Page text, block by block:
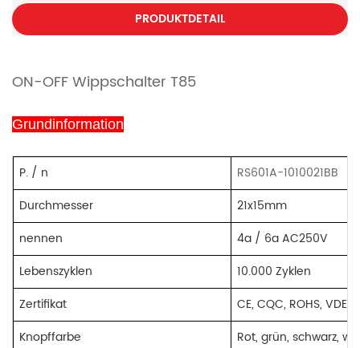
PRODUKTDETAIL
ON-OFF Wippschalter T85
Grundinformation
P. / n
RS601A-1010021BB
Durchmesser
21x15mm
nennen
4a / 6a AC250V
Lebenszyklen
10.000 Zyklen
Zertifikat
CE, CQC, ROHS, VDE
Knopffarbe
Rot, grün, schwarz,